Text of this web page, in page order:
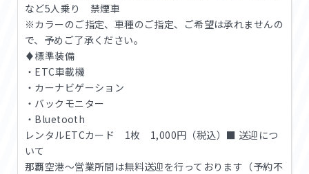
など5人乗り 禁煙車
※カラーのご指定、車種のご指定、ご希望は承れませんの
で、予めご了承ください。
♦標準装備
・ETC車載機
・カーナビゲーション
・バックモニター
・Bluetooth
レンタルETCカード 1枚 1,000円（税込）■ 送迎につ
いて
那覇空港〜営業所間は無料送迎を行っております（予約不